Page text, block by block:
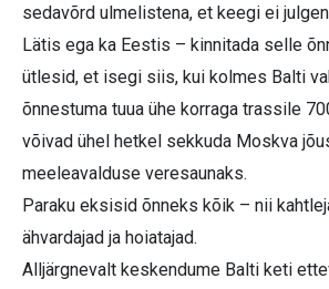
sedavõrd ulmelistena, et keegi ei
Lätis ega ka Eestis – kinnitada selle
ütlesid, et isegi siis, kui kolmes Balti
õnnestuma tuua ühe korraga trassile
võivad ühel hetkel sekkuda Moskva
meeleavalduse veresaunaks.
Paraku eksisid õnneks kõik – nii
ähvardajad ja hoiatajad.
Alljärgnevalt keskendume Balti keti